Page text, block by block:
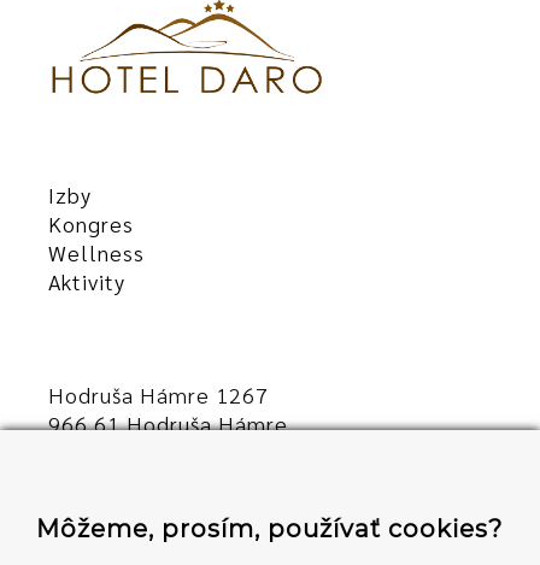
Izby
Kongres
Wellness
Aktivity
Hodruša Hámre 1267
966 61 Hodruša Hámre
recepcia@hoteldaro.sk
Môžeme, prosím, používať cookies?